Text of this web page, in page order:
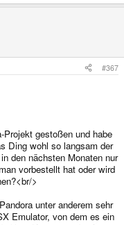
#367
gestoßen und habe
Ding wohl so langsam der
den nächsten Monaten nur
vorbestellt hat oder wird
>
unter anderem sehr
Emulator, von dem es ein